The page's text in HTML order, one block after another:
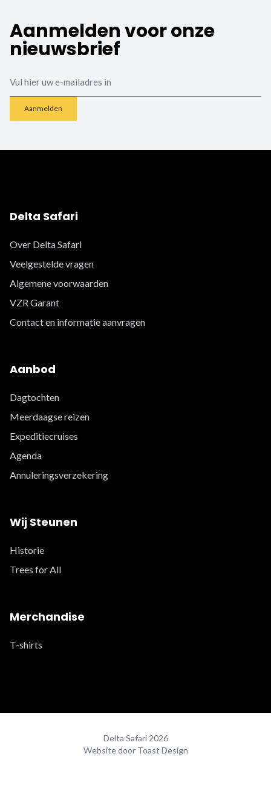
Aanmelden voor onze
nieuwsbrief
Aanmelden
Delta Safari
Over Delta Safari
Veelgestelde vragen
Algemene voorwaarden
VZR Garant
Contact en informatie aanvragen
Aanbod
Dagtochten
Meerdaagse reizen
Expeditiecruises
Agenda
Annuleringsverzekering
Wij Steunen
Historie
Trees for All
Merchandise
T-shirts
Delta Safari 2026
Website door Toast Design